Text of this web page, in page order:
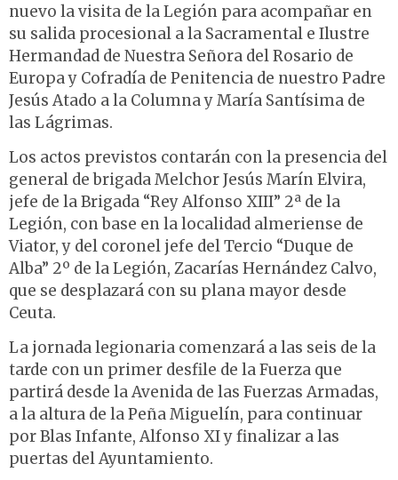
nuevo la visita de la Legión para acompañar en
su salida procesional a la Sacramental e Ilustre
Hermandad de Nuestra Señora del Rosario de
Europa y Cofradía de Penitencia de nuestro Padre
Jesús Atado a la Columna y María Santísima de
las Lágrimas.
Los actos previstos contarán con la presencia del
general de brigada Melchor Jesús Marín Elvira,
jefe de la Brigada “Rey Alfonso XIII” 2ª de la
Legión, con base en la localidad almeriense de
Viator, y del coronel jefe del Tercio “Duque de
Alba” 2º de la Legión, Zacarías Hernández Calvo,
que se desplazará con su plana mayor desde
Ceuta.
La jornada legionaria comenzará a las seis de la
tarde con un primer desfile de la Fuerza que
partirá desde la Avenida de las Fuerzas Armadas,
a la altura de la Peña Miguelín, para continuar
por Blas Infante, Alfonso XI y finalizar a las
puertas del Ayuntamiento.